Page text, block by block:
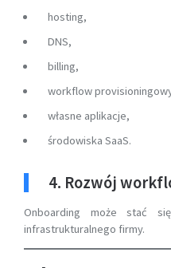
hosting,
DNS,
billing,
workflow
własne aplikacje,
środowiska SaaS.
4. Rozwój
Onboarding może stać
infrastrukturalnego firmy.